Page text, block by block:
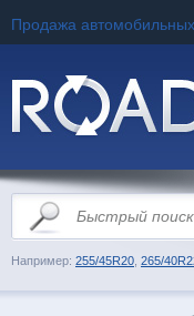
Продажа
Например: 255/45R20 265/